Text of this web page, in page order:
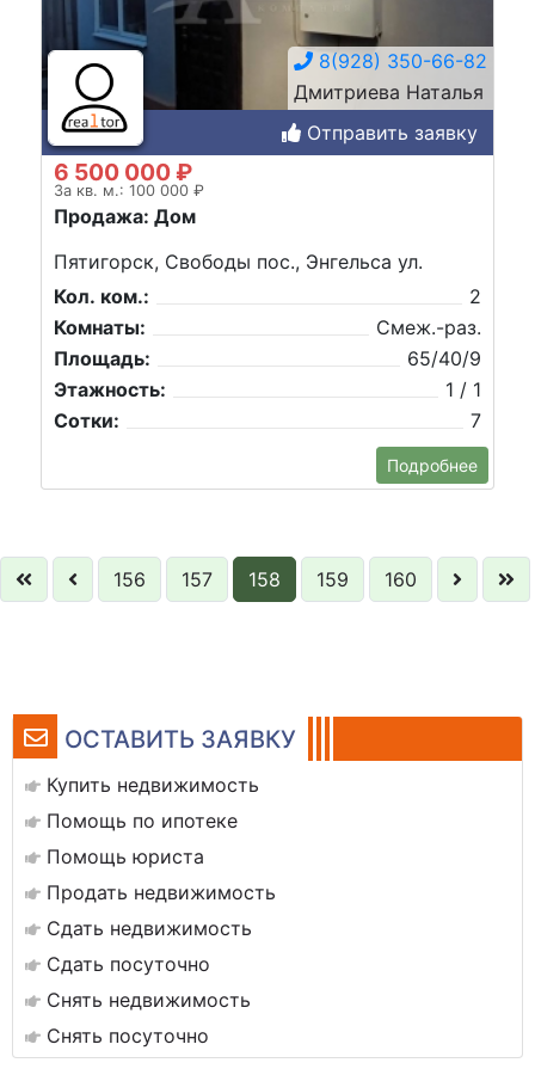
ОСТАВИТЬ ЗАЯВКУ
Купить недвижимость
Помощь по ипотеке
Помощь юриста
Продать недвижимость
Сдать недвижимость
Сдать посуточно
Снять недвижимость
Снять посуточно
8(928) 350-66-82
Дмитриева Наталья
Отправить заявку
6 500 000 ₽
За кв. м.: 100 000 ₽
Продажа: Дом
Пятигорск, Свободы пос., Энгельса ул.
Кол. ком.:
2
Комнаты:
Смеж.-раз.
Площадь:
65/40/9
Этажность:
1 / 1
Сотки:
7
Подробнее
156 157 158 159 160